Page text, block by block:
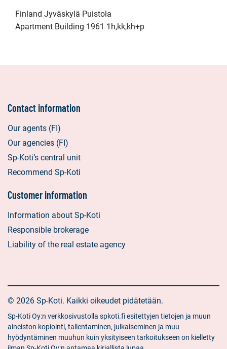
Finland Jyväskylä Puistola
Apartment Building 1961 1h,kk,kh+p
Contact information
Our agents (FI)
Our agencies (FI)
Sp-Koti’s central unit
Recommend Sp-Koti
Customer information
Information about Sp-Koti
Responsible brokerage
Liability of the real estate agency
© 2026 Sp-Koti. Kaikki oikeudet pidätetään.
Sp-Koti Oy:n verkkosivustolla spkoti.fi esitettyjen tietojen ja muun
aineiston kopiointi, tallentaminen, julkaiseminen ja muu
hyödyntäminen muuhun kuin yksityiseen tarkoitukseen on kielletty